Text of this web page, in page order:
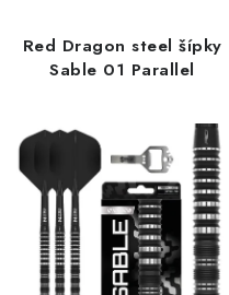
u
o
v
o
k
t
Red Dragon steel šípky
Sable 01 Parallel